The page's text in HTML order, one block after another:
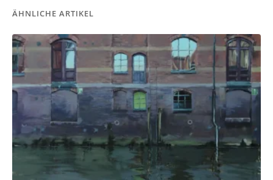
ÄHNLICHE ARTIKEL